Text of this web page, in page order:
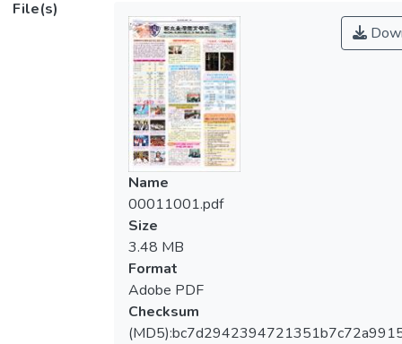
File(s)
Name
00011001.pdf
Size
3.48 MB
Format
Adobe PDF
Checksum